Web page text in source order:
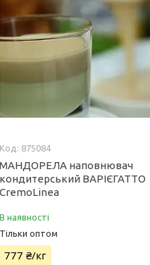
875084
МАНДОРЕЛА наповнювач
кондитерський ВАРІЄГАТТО
CremoLinea
В наявності
Тільки оптом
777 ₴/кг